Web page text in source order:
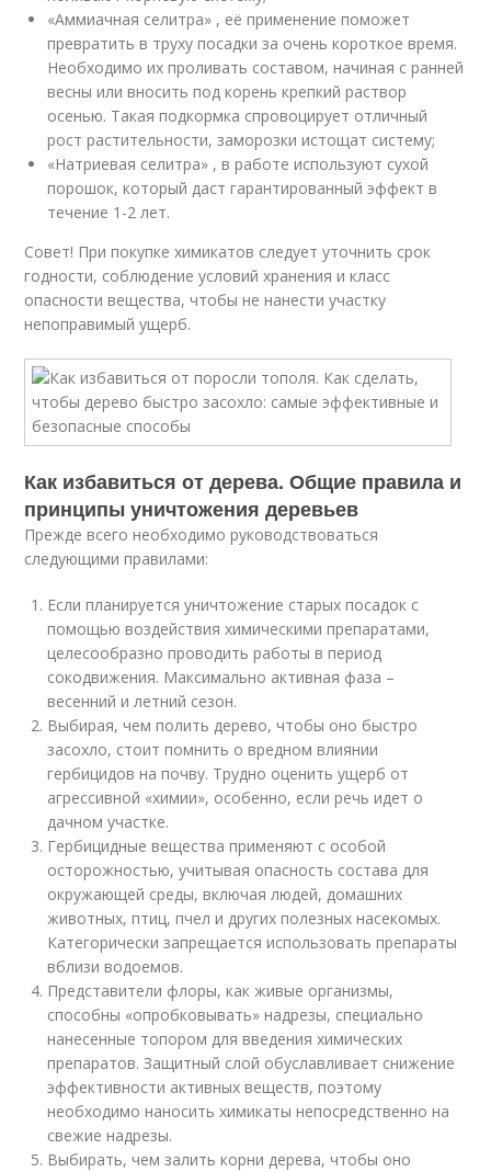
«Аммиачная селитра» , её применение поможет
превратить в труху посадки за очень короткое время.
Необходимо их проливать составом, начиная с ранней
весны или вносить под корень крепкий раствор
осенью. Такая подкормка спровоцирует отличный
рост растительности, заморозки истощат систему;
«Натриевая селитра» , в работе используют сухой
порошок, который даст гарантированный эффект в
течение 1-2 лет.
Совет! При покупке химикатов следует уточнить срок
годности, соблюдение условий хранения и класс
опасности вещества, чтобы не нанести участку
непоправимый ущерб.
Как избавиться от дерева. Общие правила и
принципы уничтожения деревьев
Прежде всего необходимо руководствоваться
следующими правилами:
Если планируется уничтожение старых посадок с
помощью воздействия химическими препаратами,
целесообразно проводить работы в период
сокодвижения. Максимально активная фаза –
весенний и летний сезон.
Выбирая, чем полить дерево, чтобы оно быстро
засохло, стоит помнить о вредном влиянии
гербицидов на почву. Трудно оценить ущерб от
агрессивной «химии», особенно, если речь идет о
дачном участке.
Гербицидные вещества применяют с особой
осторожностью, учитывая опасность состава для
окружающей среды, включая людей, домашних
животных, птиц, пчел и других полезных насекомых.
Категорически запрещается использовать препараты
вблизи водоемов.
Представители флоры, как живые организмы,
способны «опробковывать» надрезы, специально
нанесенные топором для введения химических
препаратов. Защитный слой обуславливает снижение
эффективности активных веществ, поэтому
необходимо наносить химикаты непосредственно на
свежие надрезы.
Выбирать, чем залить корни дерева, чтобы оно